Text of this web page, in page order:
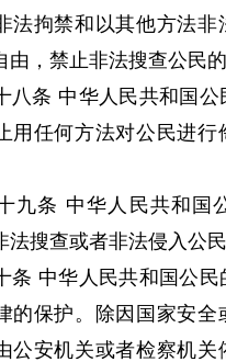
拘禁和以其他方法非
由，禁止非法搜查公民
条 中华人民共和国公
用任何方法对公民进行
条 中华人民共和国
法搜查或者非法侵入公民
中华人民共和国公民
的保护。除因国家安全
公安机关或者检察机关